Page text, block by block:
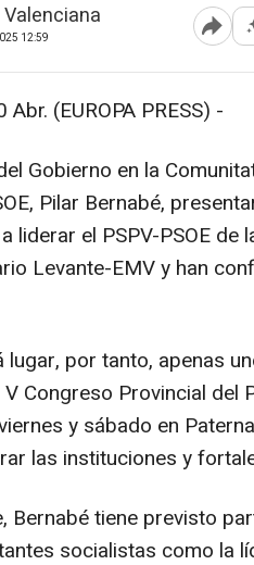
12:59
(EUROPA PRESS) -
Gobierno en la
Pilar Bernabé,
liderar el PSPV-PSOE de
Levante-EMV y han
lugar, por tanto, apenas
Congreso Provincial del
y sábado en
las instituciones y
Bernabé tiene previsto
socialistas como la